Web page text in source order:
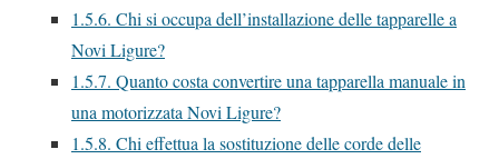
1.5.6. Chi si occupa dell’installazione delle tapparelle a
Novi Ligure?
1.5.7. Quanto costa convertire una tapparella manuale in
una motorizzata Novi Ligure?
1.5.8. Chi effettua la sostituzione delle corde delle